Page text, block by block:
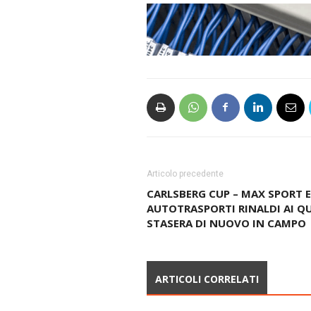
Articolo precedente
CARLSBERG CUP – MAX SPORT E
AUTOTRASPORTI RINALDI AI
STASERA DI NUOVO IN CAMPO
ARTICOLI CORRELATI